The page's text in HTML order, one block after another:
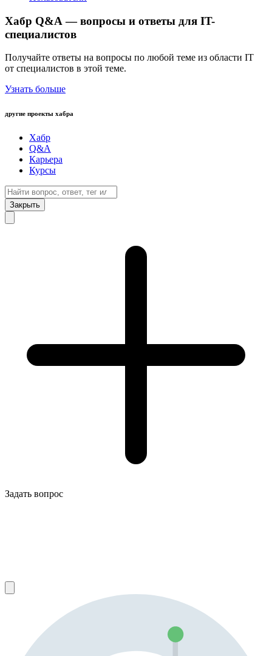
Хабр Q&A — вопросы и ответы для IT-
специалистов
Получайте ответы на вопросы по любой теме из области IT
от специалистов в этой теме.
Узнать больше
другие проекты хабра
Хабр
Q&A
Карьера
Курсы
Закрыть
Задать вопрос